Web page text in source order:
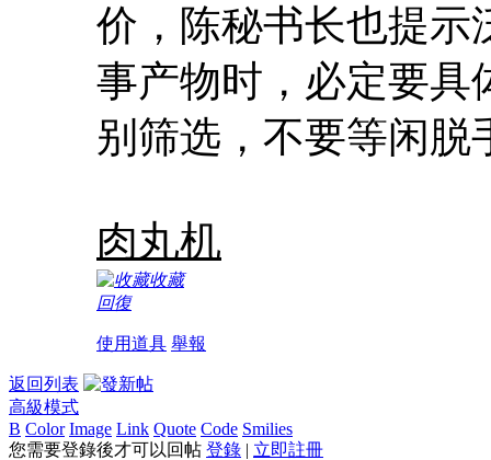
价，陈秘书长也提示
事产物时，必定要具
别筛选，不要等闲脱
肉丸机
收藏
回復
使用道具 舉報
返回列表
高級模式
B Color Image Link Quote Code Smilies
您需要登錄後才可以回帖 登錄 | 立即註冊